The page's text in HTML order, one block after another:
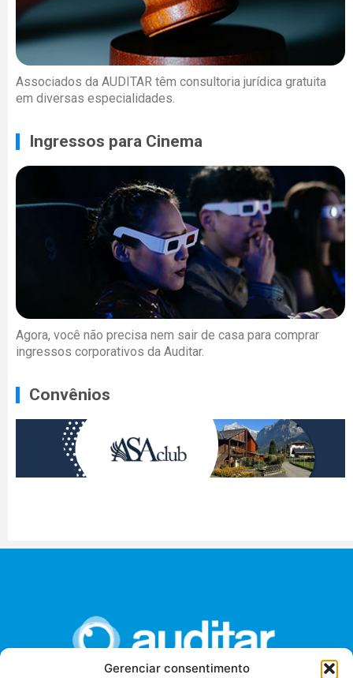
Gerenciar consentimento
Associados da AUDITAR têm consultoria jurídica gratuita
em diversas especialidades.
Ingressos para Cinema
Agora, você não precisa nem sair de casa para comprar
ingressos corporativos da Auditar.
Convênios